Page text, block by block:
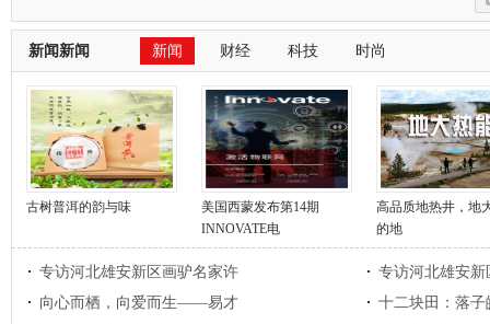
新闻新闻 新闻 财经 科技 时尚
古树普洱的韵与味
美国西蒙发布第14期
INNOVATE电
高品质地热井，地
的地
专访河北雄安新区画驴名家许
专访河北雄安
向心而栖，向爱而生——易才
十二块田：落子